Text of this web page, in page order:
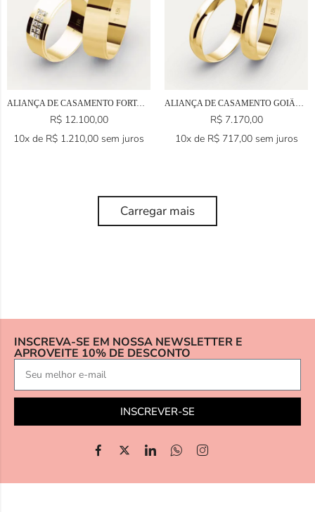
ALIANÇA DE CASAMENTO FORTALEZA EM OURO 18K
R$12.100,00
10x de R$ 1.210,00 sem juros
ALIANÇA DE CASAMENTO GOIÂNIA EM OURO 18K
R$7.170,00
10x de R$717,00 sem juros
Carregar mais
INSCREVA-SE EM NOSSA NEWSLETTER E
APROVEITE 10% DE DESCONTO
INSCREVER-SE